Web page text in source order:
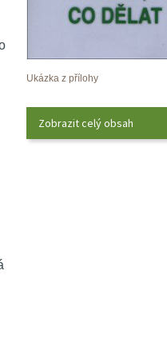
Ukázka z přílohy
Zobrazit celý obsah